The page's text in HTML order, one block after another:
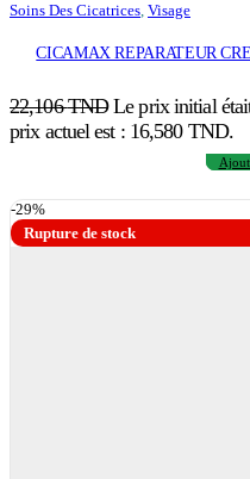
Soins Des Cicatrices, Visage
22,106TND Le prix initial
prix actuel est : 16,580 TND.
-29%
Rupture de stock